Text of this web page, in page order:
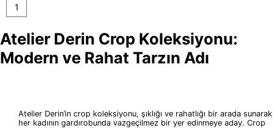
1
Atelier Derin Crop Koleksiyonu:
Modern ve Rahat Tarzın Adı
Atelier Derin’in crop koleksiyonu, şıklığı ve rahatlığı bir arada sunarak
her kadının gardırobunda vazgeçilmez bir yer edinmeye aday. Crop